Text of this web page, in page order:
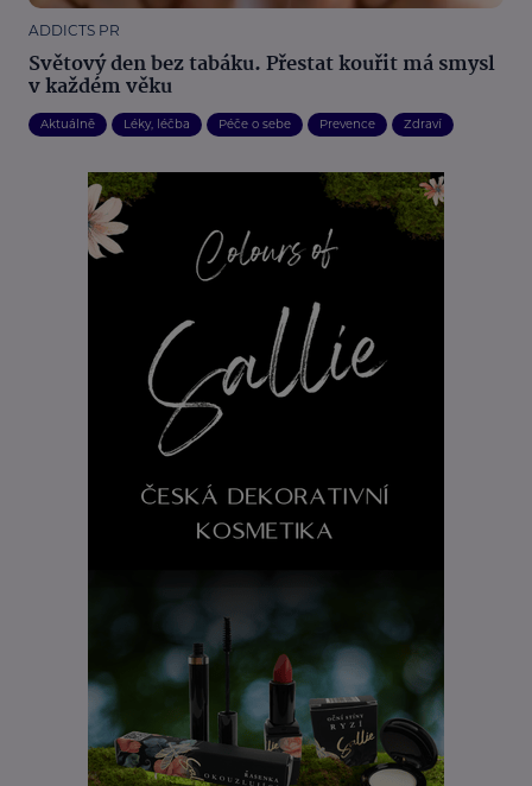
ADDICTS PR
Světový den bez tabáku. Přestat kouřit má smysl
v každém věku
Aktuálně Léky, léčba Péče o sebe Prevence Zdraví